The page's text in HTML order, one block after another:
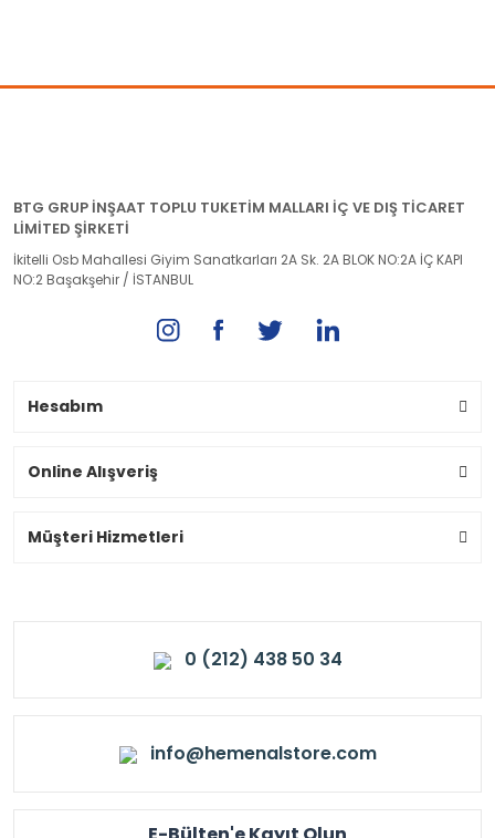
BTG GRUP İNŞAAT TOPLU TUKETİM MALLARI İÇ VE DIŞ TİCARET
LİMİTED ŞİRKETİ
İkitelli Osb Mahallesi Giyim Sanatkarları 2A Sk. 2A BLOK NO:2A İÇ KAPI
NO:2 Başakşehir / İSTANBUL
Hesabım
Online Alışveriş
Müşteri Hizmetleri
0 (212) 438 50 34
info@hemenalstore.com